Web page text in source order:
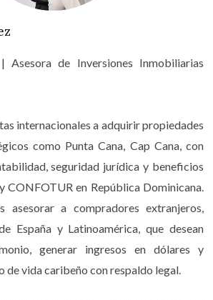
Unidos: Un salto en
estadounidenses, vivir en la
representa una ventaja financiera
(excluyendo la renta). Esto significa
ingresos por inversiones te
lujos —como asistencia en el hogar,
de golf o cenas frecuentes frente
de origen serían restrictivos.
HOY Y DESCRUBRE MÁS SOBRE
MÁS
Asesora de Inversiones Inmobiliarias
internacionales a adquirir propiedades
como Punta Cana, Cap Cana, con
seguridad jurídica y beneficios
CONFOTUR en República Dominicana.
asesorar a compradores extranjeros,
España y Latinoamérica, que desean
generar ingresos en dólares y
de vida caribeño con respaldo legal.